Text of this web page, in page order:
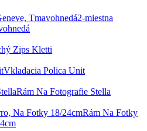
2-miestna
Zips Kletti
Vkladacia Polica Unit
Rám Na Fotografie Stella
Rám Na Fotky